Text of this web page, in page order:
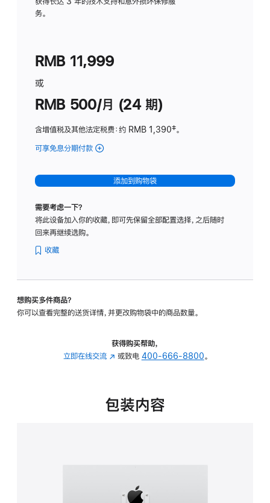
务。
RMB 11,999
或
RMB 500/月 (24 期)
含增值税及其他法定税费：约 RMB 1,390脚
‡。
可享免息分期付款 (Studio
-
标
璃
转
的
添加到购物袋
需要考虑一下？
将此设备加入你的收藏，即可先保留全部配置选择，之后随时
回来再继续选购。
收藏
想购买多件商品？
你可以查看完整的送货详情，并更改购物袋中的商品数量。
获得购买帮助，
立即在线交流 (在
中
或致电 400-666-8800。
包装内容